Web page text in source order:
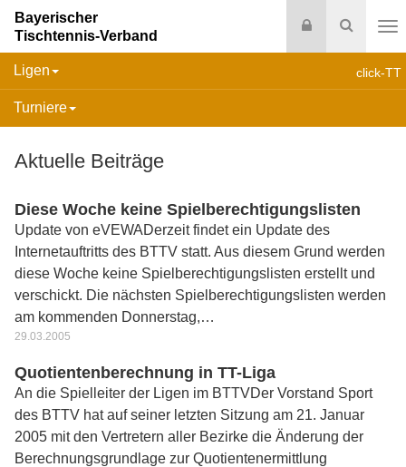
Suche
Login
Bayerischer
Tischtennis-Verband
click-TT
Ligen
Turniere
Aktuelle Beiträge
Diese Woche keine Spielberechtigungslisten
Update von eVEWADerzeit findet ein Update des
Internetauftritts des BTTV statt. Aus diesem Grund werden
diese Woche keine Spielberechtigungslisten erstellt und
verschickt. Die nächsten Spielberechtigungslisten werden
am kommenden Donnerstag,…
29.03.2005
Quotientenberechnung in TT-Liga
An die Spielleiter der Ligen im BTTVDer Vorstand Sport
des BTTV hat auf seiner letzten Sitzung am 21. Januar
2005 mit den Vertretern aller Bezirke die Änderung der
Berechnungsgrundlage zur Quotientenermittlung